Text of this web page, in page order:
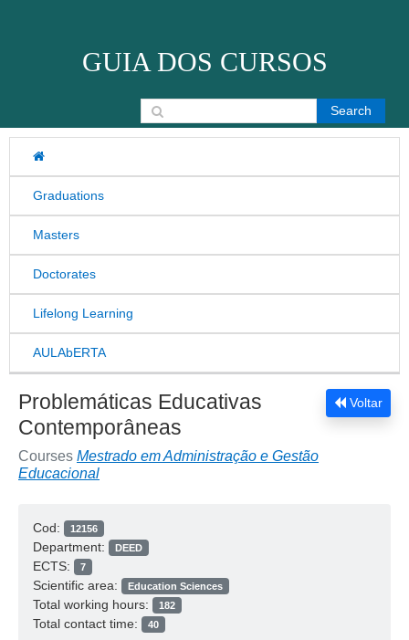
GUIA DOS CURSOS
Graduations
Masters
Doctorates
Lifelong Learning
AULAbERTA
Search for:
Voltar
Problemáticas Educativas
Contemporâneas
Courses Mestrado em Administração e Gestão
Educacional
Cod: 12156
Department: DEED
ECTS: 7
Scientific area: Education Sciences
Total working hours: 182
Total contact time: 40